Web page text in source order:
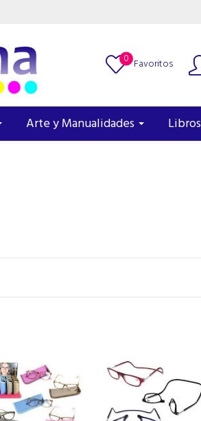
Favoritos
0
Arte y Manualidades Libros